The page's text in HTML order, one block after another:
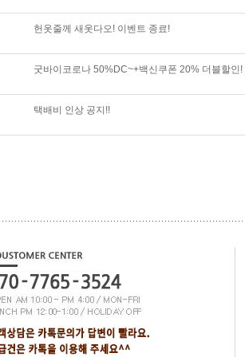
헌옷줄께 새옷다오! 이벤트 종료!
굿바이코로나 50%DC~+백신쿠폰 20% 더블할인!
택배비 인상 공지!!